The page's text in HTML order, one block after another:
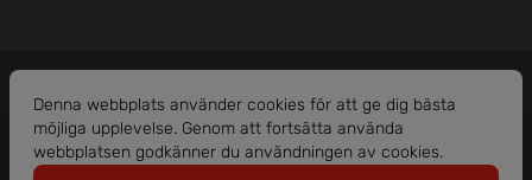
Org. nr: 556586-1456
Denna webbplats använder cookies för att ge dig bästa
möjliga upplevelse. Genom att fortsätta använda
webbplatsen godkänner du användningen av cookies.